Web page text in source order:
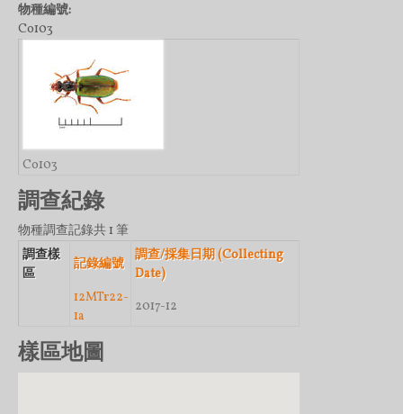
物種編號:
Co103
Co103
調查紀錄
物種調查記錄共 1 筆
調查樣
區
記錄編號
調查/採集日期 (Collecting
Date)
12MTr22-
1a
2017-12
樣區地圖